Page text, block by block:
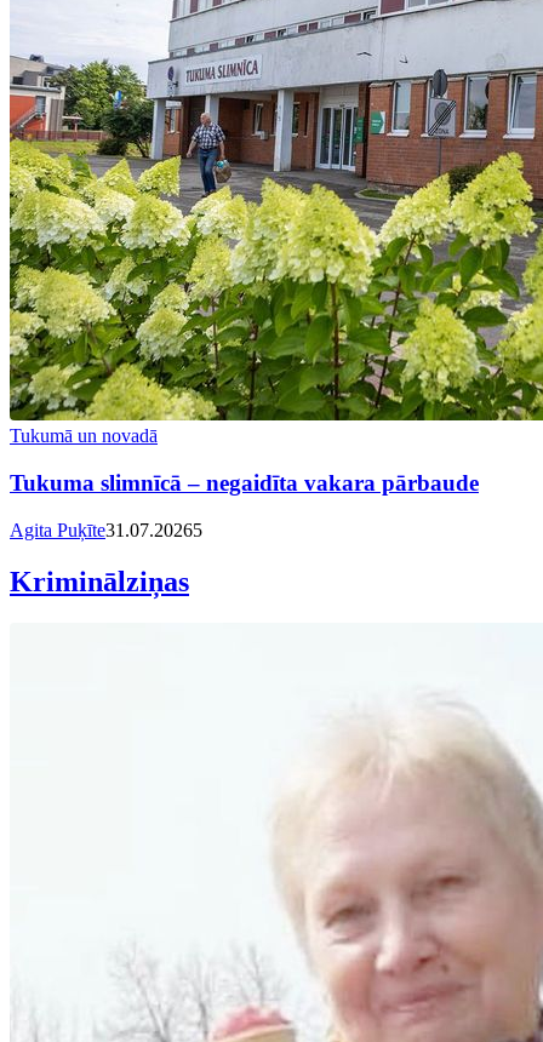
Tukumā un novadā
Tukuma slimnīcā – negaidīta vakara pārbaude
Agita Puķīte31.07.20265
Kriminālziņas